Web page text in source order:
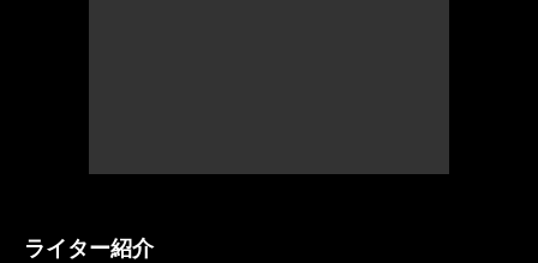
ライター紹介